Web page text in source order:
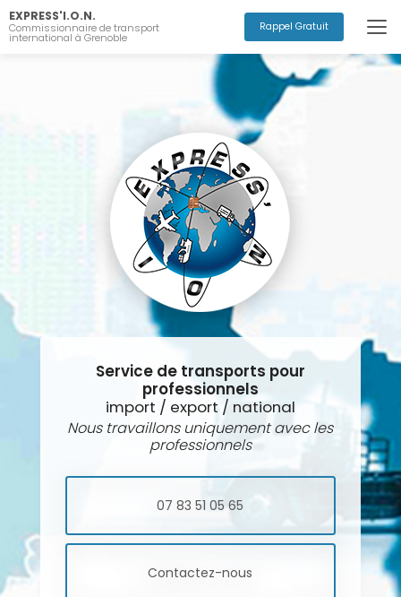
Aller
au
contenu
EXPRESS'I.O.N.
Commissionnaire de transport
international à Grenoble
Rappel Gratuit
Service de transports pour
professionnels
import / export / national
Nous travaillons uniquement avec les
professionnels
07 83 51 05 65
Contactez-nous